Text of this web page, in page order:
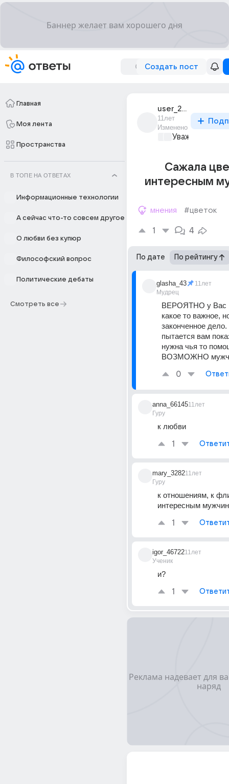
Создать пост
Главная
Моя лента
Пространства
В ТОПЕ НА ОТВЕТАХ
Информационные технологии
А сейчас что-то совсем другое
О любви без купюр
Философский вопрос
Политические дебаты
Смотреть все
user_28964403
11лет
Изменено
Уважаемый
Сажала
интересным
мнения #цветок
1 4
По дате По рейтингу
glasha_43
Мудрец
11лет
ВЕРОЯТНО у Вас
какое то важное,
законченное
пытается вам
нужна чья то
ВОЗМОЖНО
0
anna_66145
Гуру
11лет
к любви
1
mary_3282
Гуру
11лет
к отношениям, к
интересным
1
igor_46722
Ученик
11лет
и?
1